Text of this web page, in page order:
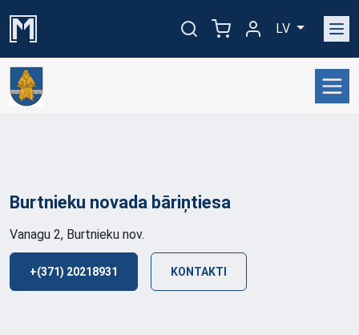
LV
Burtnieku novada bāriņtiesa
Vanagu 2, Burtnieku nov.
+(371) 20218931 KONTAKTI